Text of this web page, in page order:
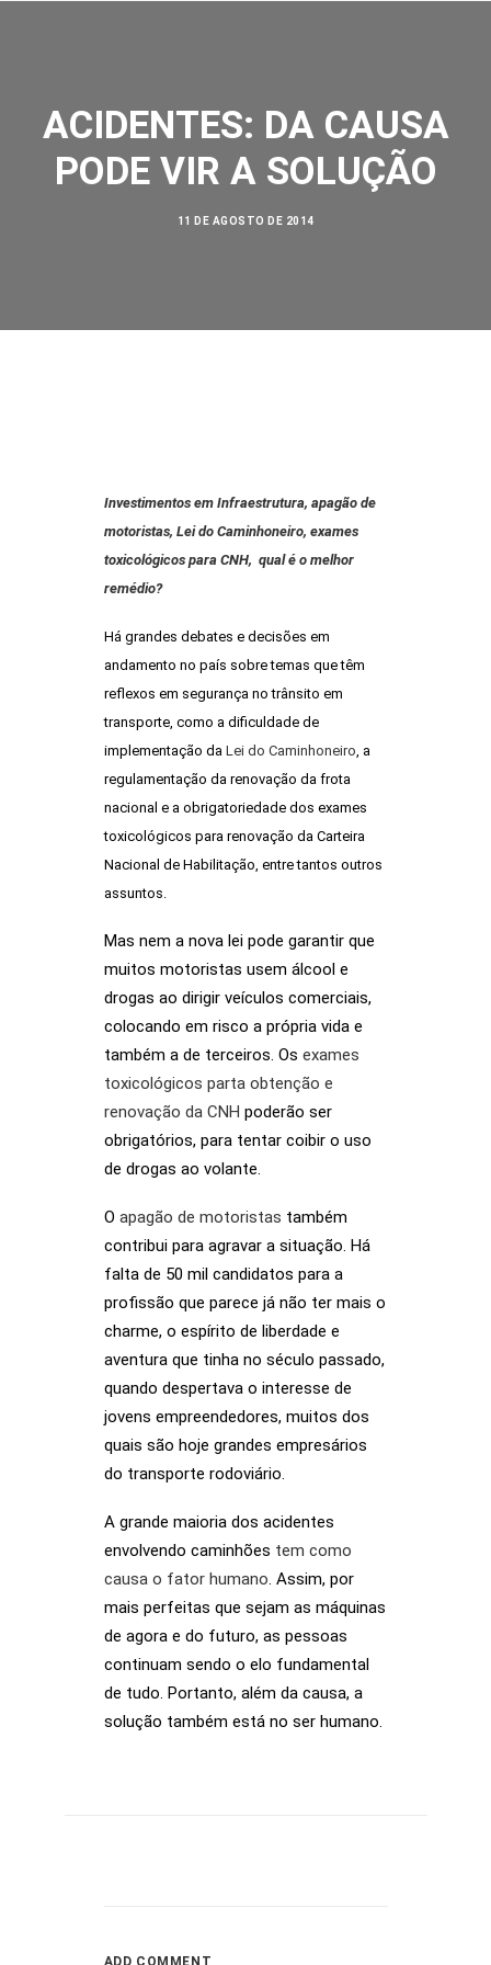
ACIDENTES: DA CAUSA
PODE VIR A SOLUÇÃO
11 DE AGOSTO DE 2014
Investimentos em Infraestrutura, apagão de
motoristas, Lei do Caminhoneiro, exames
toxicológicos para CNH, qual é o melhor
remédio?
Há grandes debates e decisões em
andamento no país sobre temas que têm
reflexos em segurança no trânsito em
transporte, como a dificuldade de
implementação da Lei do Caminhoneiro, a
regulamentação da renovação da frota
nacional e a obrigatoriedade dos exames
toxicológicos para renovação da Carteira
Nacional de Habilitação, entre tantos outros
assuntos.
Mas nem a nova lei pode garantir que
muitos motoristas usem álcool e
drogas ao dirigir veículos comerciais,
colocando em risco a própria vida e
também a de terceiros. Os exames
toxicológicos parta obtenção e
renovação da CNH poderão ser
obrigatórios, para tentar coibir o uso
de drogas ao volante.
O apagão de motoristas também
contribui para agravar a situação. Há
falta de 50 mil candidatos para a
profissão que parece já não ter mais o
charme, o espírito de liberdade e
aventura que tinha no século passado,
quando despertava o interesse de
jovens empreendedores, muitos dos
quais são hoje grandes empresários
do transporte rodoviário.
A grande maioria dos acidentes
envolvendo caminhões tem como
causa o fator humano. Assim, por
mais perfeitas que sejam as máquinas
de agora e do futuro, as pessoas
continuam sendo o elo fundamental
de tudo. Portanto, além da causa, a
solução também está no ser humano.
ADD COMMENT